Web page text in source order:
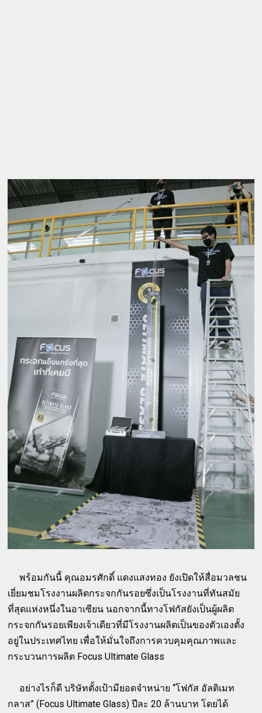
พร้อมกันนี้ คุณอมรศักดิ์ แดงแสงทอง ยังเปิดให้สื่อมวลชน
เยี่ยมชมโรงงานผลิตกระจกกันรอยซึ่งเป็นโรงงานที่ทันสมัย
ที่สุดแห่งหนึ่งในอาเซียน นอกจากนี้ทางโฟกัสยังเป็นผู้ผลิต
กระจกกันรอยเพียงเจ้าเดียวที่มีโรงงานผลิตเป็นของตัวเองตั้ง
อยู่ในประเทศไทย เพื่อให้มั่นใจถึงการควบคุมคุณภาพและ
กระบวนการผลิต Focus Ultimate Glass
อย่างไรก็ดี บริษัทตั้งเป้ามียอดจำหน่าย “โฟกัส อัลติเมท
กลาส” (Focus Ultimate Glass) ปีละ 20 ล้านบาท โดยได้